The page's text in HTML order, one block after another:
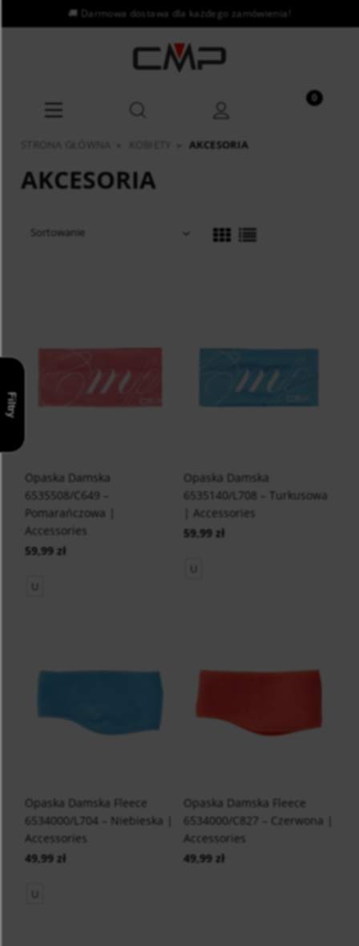
Filtry
AKCESORIA
KOBIETY AKCESORIA
Opaska Damska
6535508/C649 –
Pomarańczowa |
Accessories
59,99 zł
Opaska Damska
6535140/L708 – Turkusowa
| Accessories
59,99 zł
Opaska Damska Fleece
6534000/L704 – Niebieska |
Accessories
49,99 zł
Opaska Damska Fleece
6534000/C827 – Czerwona |
Accessories
49,99 zł